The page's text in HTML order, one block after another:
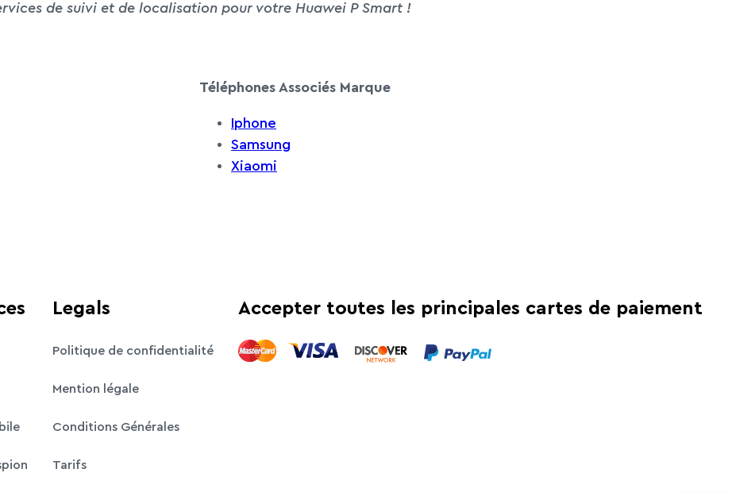
de suivi et de localisation pour votre Huawei P Smart !
Téléphones Associés Marque
Iphone
Samsung
Xiaomi
Legals
Politique de confidentialité
Mention légale
Conditions Générales
Tarifs
Accepter toutes les principales cartes de paiement